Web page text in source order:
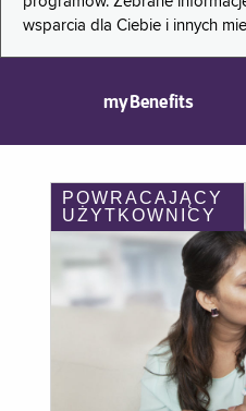
wsparcia dla Ciebie i innych
myBenefits
POWRACAJĄCY
UŻYTKOWNICY